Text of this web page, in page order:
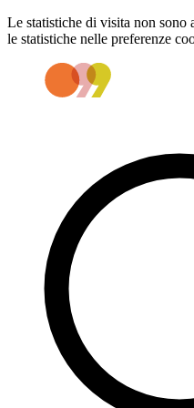
Le statistiche di visita non
le statistiche nelle preferenze